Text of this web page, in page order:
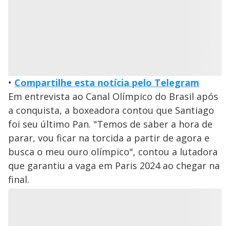
• Compartilhe esta notícia pelo Telegram
Em entrevista ao Canal Olímpico do Brasil após
a conquista, a boxeadora contou que Santiago
foi seu último Pan. "Temos de saber a hora de
parar, vou ficar na torcida a partir de agora e
busca o meu ouro olímpico", contou a lutadora
que garantiu a vaga em Paris 2024 ao chegar na
final.